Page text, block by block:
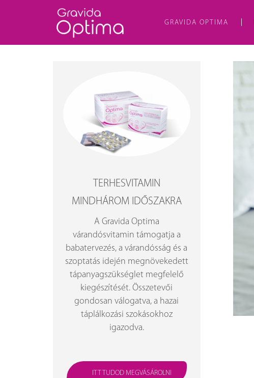
GRAVIDA OPTIMA
TERHESVITAMIN
MINDHÁROM IDŐSZAKRA
A Gravida Optima
várandósvitamin támogatja a
babatervezés, a várandósság és a
szoptatás idején megnövekedett
tápanyagszükséglet megfelelő
kiegészítését. Összetevői
gondosan válogatva, a hazai
táplálkozási szokásokhoz
igazodva.
ITT TUDOD MEGVÁSÁROLNI